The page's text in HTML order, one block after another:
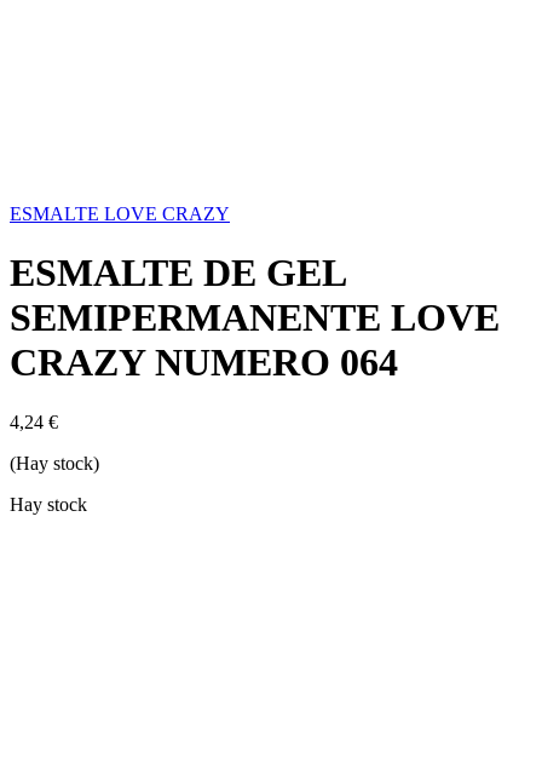
ESMALTE LOVE CRAZY
ESMALTE DE GEL
SEMIPERMANENTE LOVE
CRAZY NUMERO 064
4,24 €
(Hay stock)
Hay stock